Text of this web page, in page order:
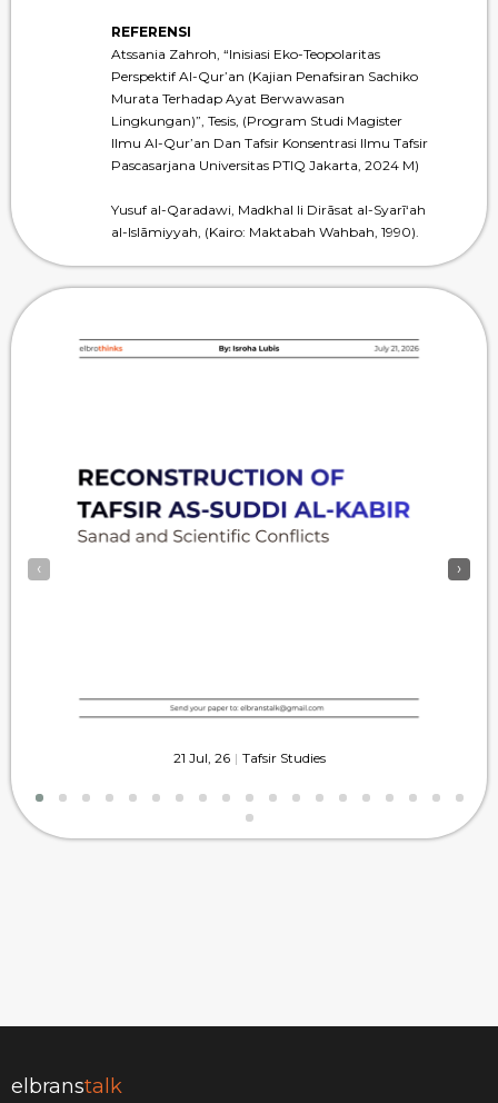
REFERENSI
Atssania Zahroh, “Inisiasi Eko-Teopolaritas
Perspektif Al-Qur’an (Kajian Penafsiran Sachiko
Murata Terhadap Ayat Berwawasan
Lingkungan)”, Tesis, (Program Studi Magister
Ilmu Al-Qur’an Dan Tafsir Konsentrasi Ilmu Tafsir
Pascasarjana Universitas PTIQ Jakarta, 2024 M)
Yusuf al-Qaradawi, Madkhal li Dirāsat al-Syarī‘ah
al-Islāmiyyah, (Kairo: Maktabah Wahbah, 1990).
21 Jul, 26 | Tafsir Studies
‹ ›
elbranstalk